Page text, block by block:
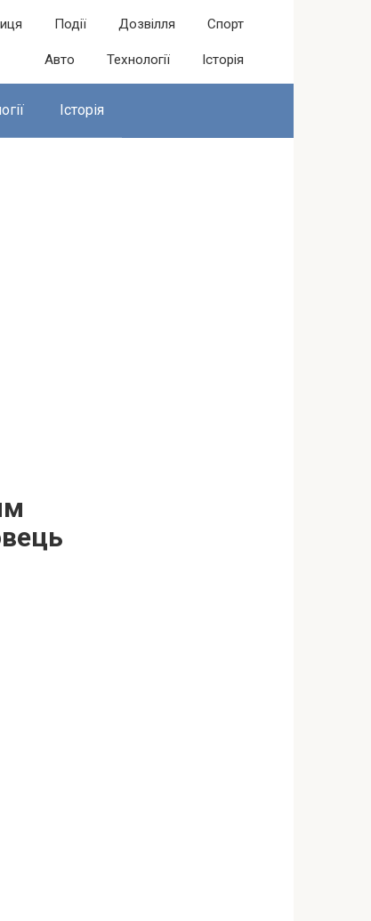
Події Дозвілля Спорт
Авто Технології Історія
Історія